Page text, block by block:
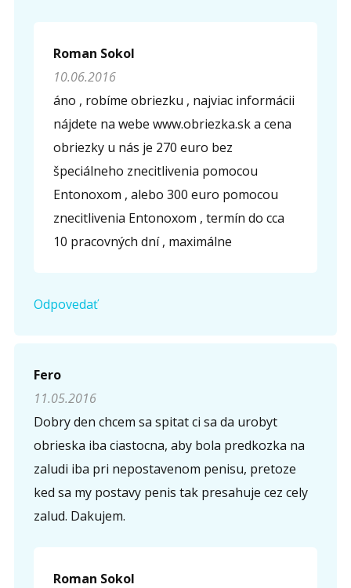
Roman Sokol
10.06.2016
áno , robíme obriezku , najviac informácii
nájdete na webe www.obriezka.sk a cena
obriezky u nás je 270 euro bez
špeciálneho znecitlivenia pomocou
Entonoxom , alebo 300 euro pomocou
znecitlivenia Entonoxom , termín do cca
10 pracovných dní , maximálne
Odpovedať
Fero
11.05.2016
Dobry den chcem sa spitat ci sa da urobyt
obrieska iba ciastocna, aby bola predkozka na
zaludi iba pri nepostavenom penisu, pretoze
ked sa my postavy penis tak presahuje cez cely
zalud. Dakujem.
Roman Sokol